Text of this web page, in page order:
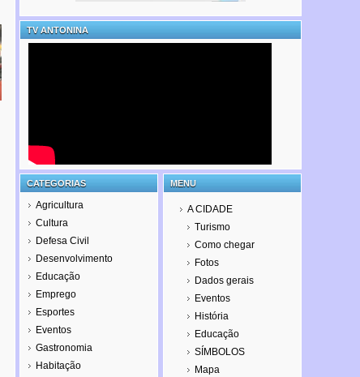
TV ANTONINA
CATEGORIAS
Agricultura
Cultura
Defesa Civil
Desenvolvimento
Educação
Emprego
Esportes
Eventos
Gastronomia
Habitação
MENU
A CIDADE
Turismo
Como chegar
Fotos
Dados gerais
Eventos
História
Educação
SÍMBOLOS
Mapa